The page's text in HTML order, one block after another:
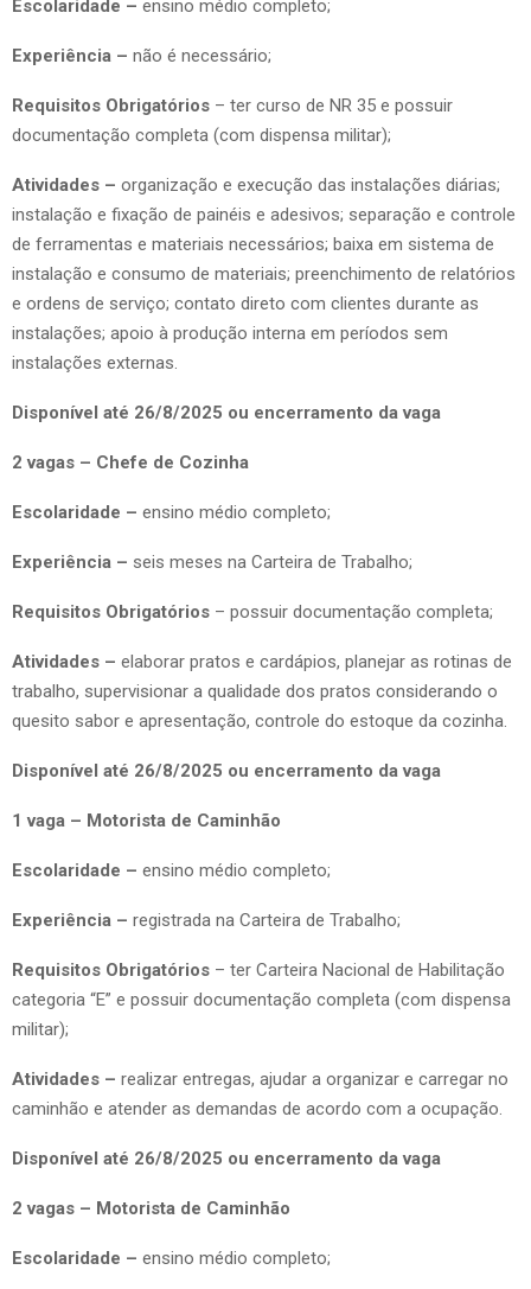
Escolaridade – ensino médio completo;
Experiência – não é necessário;
Requisitos Obrigatórios – ter curso de NR 35 e possuir
documentação completa (com dispensa militar);
Atividades – organização e execução das instalações diárias;
instalação e fixação de painéis e adesivos; separação e controle
de ferramentas e materiais necessários; baixa em sistema de
instalação e consumo de materiais; preenchimento de relatórios
e ordens de serviço; contato direto com clientes durante as
instalações; apoio à produção interna em períodos sem
instalações externas.
Disponível até 26/8/2025 ou encerramento da vaga
2 vagas – Chefe de Cozinha
Escolaridade – ensino médio completo;
Experiência – seis meses na Carteira de Trabalho;
Requisitos Obrigatórios – possuir documentação completa;
Atividades – elaborar pratos e cardápios, planejar as rotinas de
trabalho, supervisionar a qualidade dos pratos considerando o
quesito sabor e apresentação, controle do estoque da cozinha.
Disponível até 26/8/2025 ou encerramento da vaga
1 vaga – Motorista de Caminhão
Escolaridade – ensino médio completo;
Experiência – registrada na Carteira de Trabalho;
Requisitos Obrigatórios – ter Carteira Nacional de Habilitação
categoria “E” e possuir documentação completa (com dispensa
militar);
Atividades – realizar entregas, ajudar a organizar e carregar no
caminhão e atender as demandas de acordo com a ocupação.
Disponível até 26/8/2025 ou encerramento da vaga
2 vagas – Motorista de Caminhão
Escolaridade – ensino médio completo;